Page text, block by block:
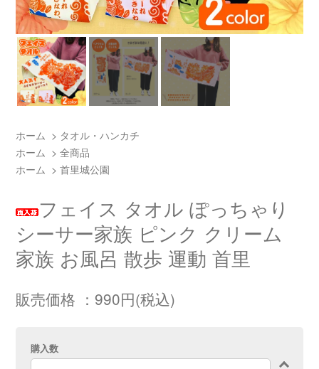
ホーム > タオル・ハンカチ
ホーム >全商品
ホーム >首里城公園
フェイス タオル ぽっちゃり
シーサー家族 ピンク クリーム
家族 お風呂 散歩 運動 首里
販売価格 ：990円(税込)
購入数